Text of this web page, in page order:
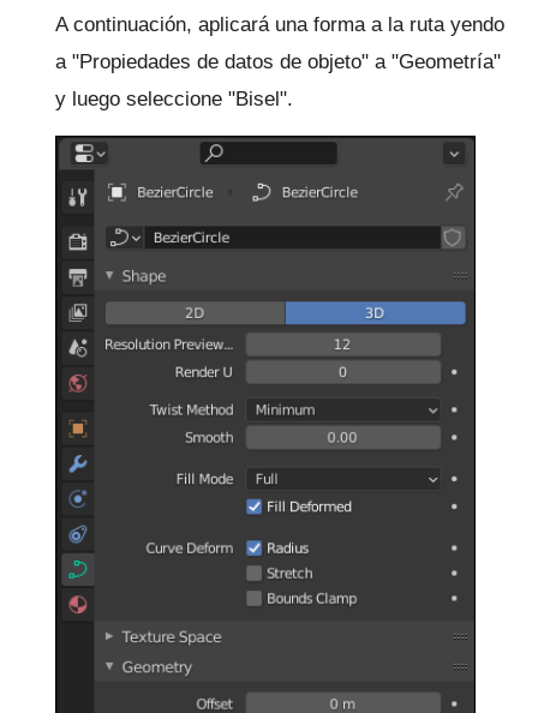
A continuación, aplicará una forma a la ruta yendo
a "Propiedades de datos de objeto" a "Geometría"
y luego seleccione "Bisel".